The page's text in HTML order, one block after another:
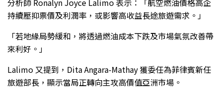
分析師 Ronalyn Joyce Lalimo 表示：「航空燃油價格高企
持續壓抑票價及利潤率，或影響高收益長途旅遊需求。」
「若地緣局勢緩和，將透過燃油成本下跌及市場氣氛改善帶
來利好。」
Lalimo 又提到，Dita Angara-Mathay 獲委任為菲律賓新任
旅遊部長，顯示當局正轉向主攻高價值亞洲市場。